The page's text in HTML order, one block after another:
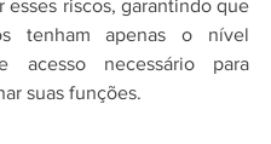
esses riscos, garantindo que
tenham apenas o nível
acesso necessário para
suas funções.